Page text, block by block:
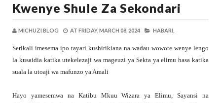
Kwenye Shule Za Sekondari
MICHUZI BLOG AT FRIDAY, MARCH 08, 2024 HABARI,
Serikali imesema ipo tayari kushirikiana na wadau wowote wenye lengo
la kusaidia katika utekelezaji wa mageuzi ya Sekta ya elimu hasa katika
suala la utoaji wa mafunzo ya Amali
Hayo yamesemwa na Katibu Mkuu Wizara ya Elimu, Sayansi na